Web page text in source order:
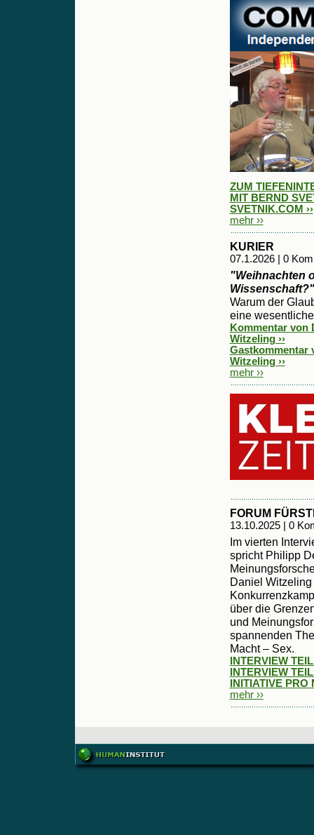
ZUM
MIT BERND
SVETNIK.COM ››
mehr ››
KURIER
07.1.2026 | 0
"Weihnachten
Wissenschaft?"
Warum der
eine
Kommentar von
Witzeling ››
Gastkommentar
Witzeling ››
mehr ››
FORUM
13.10.2025 | 0
Im vierten
spricht Philipp
Daniel
über die
und
spannenden
Macht – Sex.
INTERVIEW TEIL
INTERVIEW TEIL
INITIATIVE PRO
mehr ››